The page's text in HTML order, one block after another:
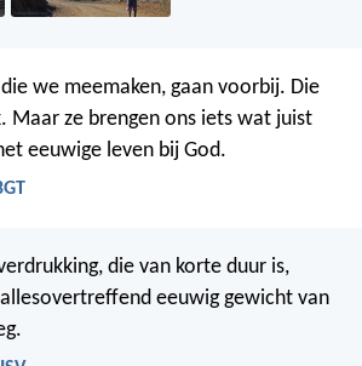
we meemaken, gaan voorbij. Die
Maar ze brengen ons iets wat juist
eeuwige leven bij God.
die van korte duur is,
eeuwig gewicht van